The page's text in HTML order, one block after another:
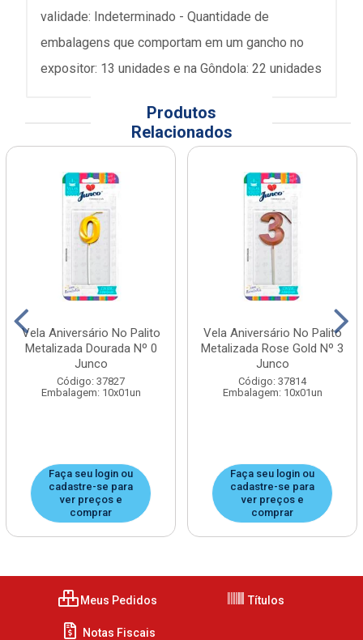
validade: Indeterminado - Quantidade de
embalagens que comportam em um gancho no
expositor: 13 unidades e na Gôndola: 22 unidades
Produtos
Relacionados
Vela Aniversário No Palito
Metalizada Dourada Nº 0
Junco
Código: 37827
Embalagem: 10x01un
Faça seu login ou
cadastre-se para
ver preços e
comprar
Vela Aniversário No Palito
Metalizada Rose Gold Nº 3
Junco
Código: 37814
Embalagem: 10x01un
Faça seu login ou
cadastre-se para
ver preços e
comprar
Meus Pedidos Títulos
Notas Fiscais